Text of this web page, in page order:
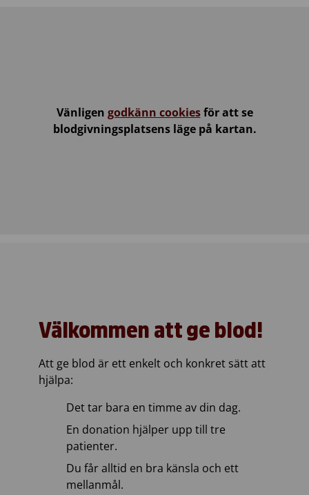
Vänligen godkänn cookiesför att se
blodgivningsplatsens läge på kartan.
Välkommen att ge blod!
Att ge blod är ett enkelt och konkret sätt att
hjälpa:
Det tar bara en timme av din dag.
En donation hjälper upp till tre
patienter.
Du får alltid en bra känsla och ett
mellanmål.